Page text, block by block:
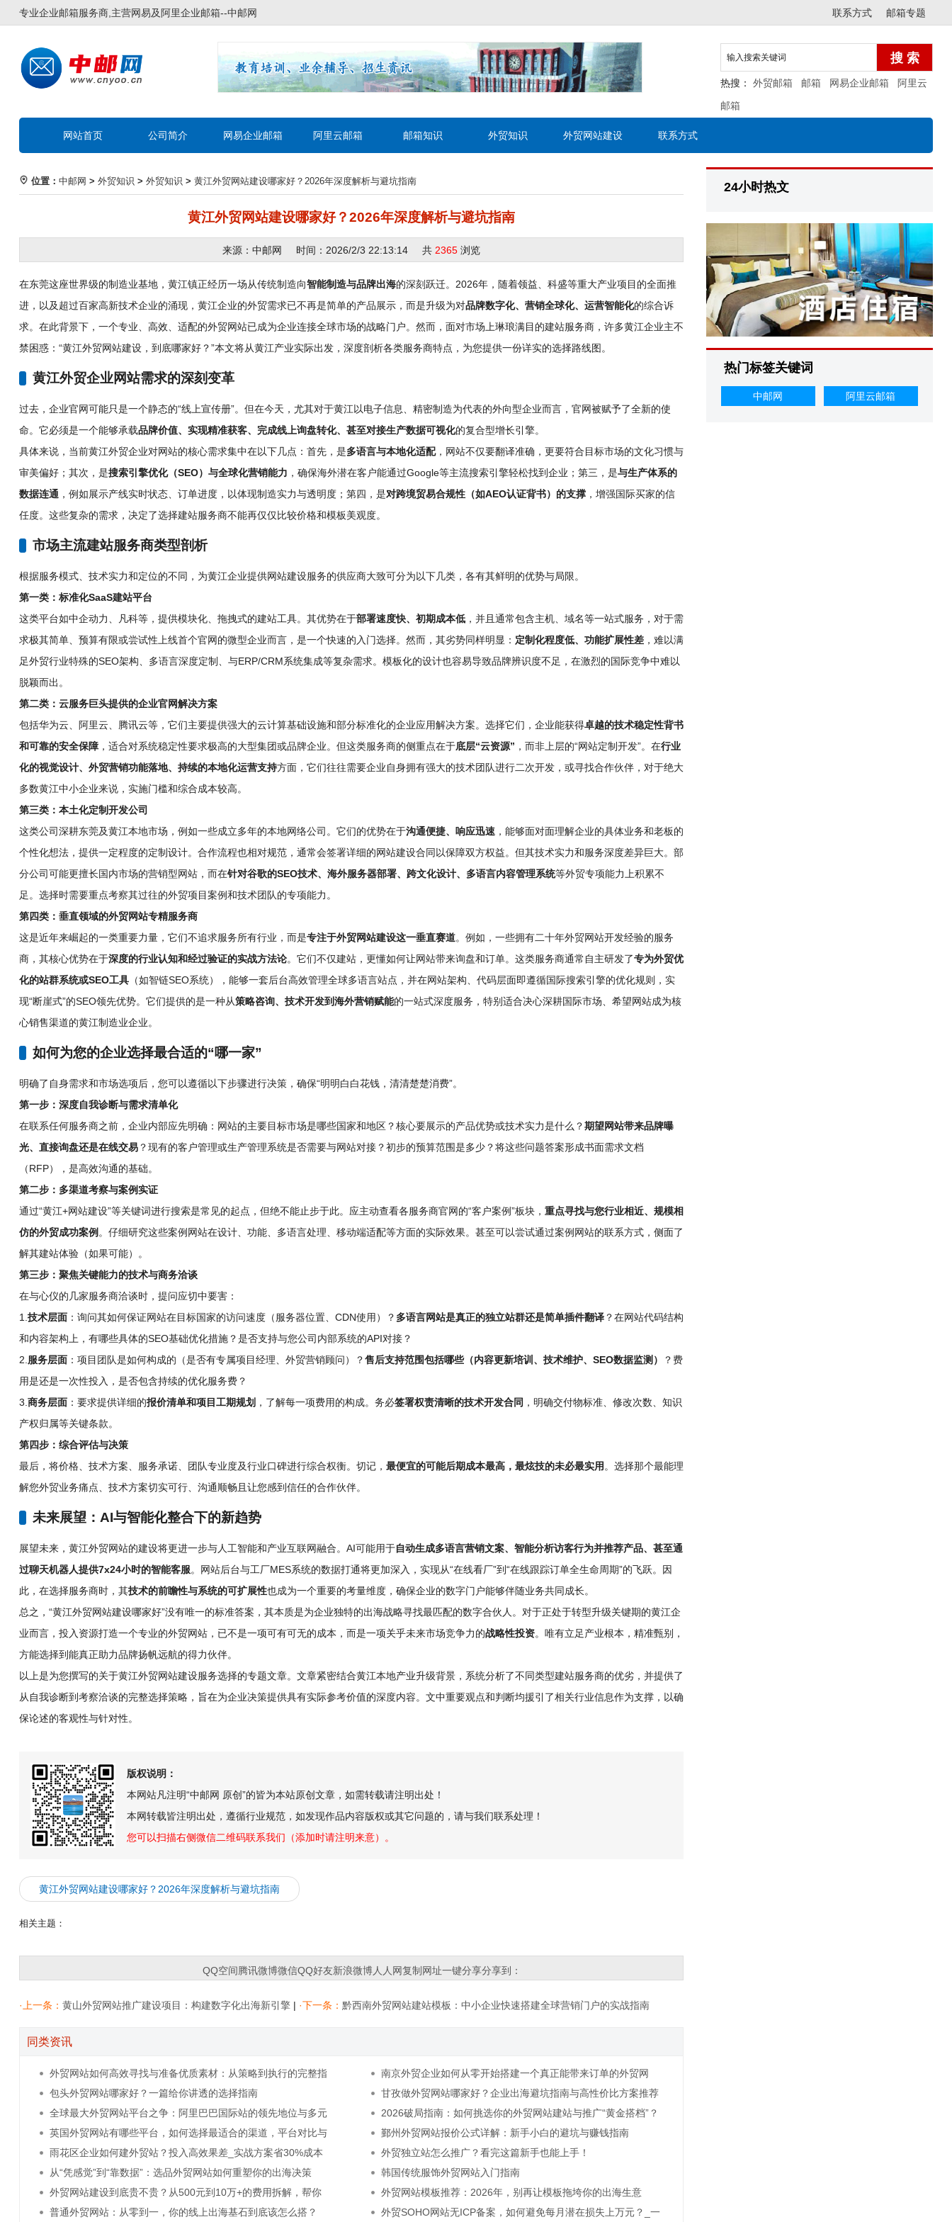
专业企业邮箱服务商,主营网易及阿里企业邮箱--中邮网 邮箱专题
联系方式
热搜： 外贸邮箱 邮箱 网易企业邮箱
阿里云
邮箱
网站首页 公司简介 网易企业邮箱 阿里云邮箱 邮箱知识 外贸知识 外贸网站建设 联系方式
位置： 中邮网 > 外贸知识 > 外贸知识 > 黄江外贸网站建设哪家好？2026年深度解析与避坑指南
黄江外贸网站建设哪家好？2026年深度解析与避坑指南
来源：中邮网 时间：2026/2/3 22:13:14 共 2365 浏览
在东莞这座世界级的制造业基地，黄江镇正经历一场从传统制造向智能制造与品牌出海的深刻跃迁。2026年，随着领益、科盛等重大产业项目的全面推
进，以及超过百家高新技术企业的涌现，黄江企业的外贸需求已不再是简单的产品展示，而是升级为对品牌数字化、营销全球化、运营智能化的综合诉
求。在此背景下，一个专业、高效、适配的外贸网站已成为企业连接全球市场的战略门户。然而，面对市场上琳琅满目的建站服务商，许多黄江企业主不
禁困惑：“黄江外贸网站建设，到底哪家好？”本文将从黄江产业实际出发，深度剖析各类服务商特点，为您提供一份详实的选择路线图。
黄江外贸企业网站需求的深刻变革
过去，企业官网可能只是一个静态的“线上宣传册”。但在今天，尤其对于黄江以电子信息、精密制造为代表的外向型企业而言，官网被赋予了全新的使
命。它必须是一个能够承载品牌价值、实现精准获客、完成线上询盘转化、甚至对接生产数据可视化的复合型增长引擎。
具体来说，当前黄江外贸企业对网站的核心需求集中在以下几点：首先，是多语言与本地化适配，网站不仅要翻译准确，更要符合目标市场的文化习惯与
审美偏好；其次，是搜索引擎优化（SEO）与全球化营销能力 ，确保海外潜在客户能通过Google等主流搜索引擎轻松找到企业；第三，是与生产体系的
数据连通 ，例如展示产线实时状态、订单进度，以体现制造实力与透明度；第四，是对跨境贸易合规性（如AEO认证背书）的支撑 ，增强国际买家的信
任度。这些复杂的需求，决定了选择建站服务商不能再仅仅比较价格和模板美观度。
市场主流建站服务商类型剖析
根据服务模式、技术实力和定位的不同，为黄江企业提供网站建设服务的供应商大致可分为以下几类，各有其鲜明的优势与局限。
第一类：标准化SaaS建站平台
这类平台如中企动力、凡科等，提供模块化、拖拽式的建站工具。其优势在于部署速度快、初期成本低 ，并且通常包含主机、域名等一站式服务，对于需
求极其简单、预算有限或尝试性上线首个官网的微型企业而言，是一个快速的入门选择。然而，其劣势同样明显： 定制化程度低、功能扩展性差 ，难以满
足外贸行业特殊的SEO架构、多语言深度定制、与ERP/CRM系统集成等复杂需求。模板化的设计也容易导致品牌辨识度不足，在激烈的国际竞争中难以
脱颖而出。
第二类：云服务巨头提供的企业官网解决方案
包括华为云、阿里云、腾讯云等，它们主要提供强大的云计算基础设施和部分标准化的企业应用解决方案。选择它们，企业能获得卓越的技术稳定性背书
和可靠的安全保障 ，适合对系统稳定性要求极高的大型集团或品牌企业。但这类服务商的侧重点在于底层“云资源” ，而非上层的“网站定制开发”。在行业
化的视觉设计、外贸营销功能落地、持续的本地化运营支持方面，它们往往需要企业自身拥有强大的技术团队进行二次开发，或寻找合作伙伴，对于绝大
多数黄江中小企业来说，实施门槛和综合成本较高。
第三类：本土化定制开发公司
这类公司深耕东莞及黄江本地市场，例如一些成立多年的本地网络公司。它们的优势在于沟通便捷、响应迅速 ，能够面对面理解企业的具体业务和老板的
个性化想法，提供一定程度的定制设计。合作流程也相对规范，通常会签署详细的网站建设合同以保障双方权益。但其技术实力和服务深度差异巨大。部
分公司可能更擅长国内市场的营销型网站，而在针对谷歌的SEO技术、海外服务器部署、跨文化设计、多语言内容管理系统等外贸专项能力上积累不
足。选择时需要重点考察其过往的外贸项目案例和技术团队的专项能力。
第四类：垂直领域的外贸网站专精服务商
这是近年来崛起的一类重要力量，它们不追求服务所有行业，而是专注于外贸网站建设这一垂直赛道。例如，一些拥有二十年外贸网站开发经验的服务
商，其核心优势在于深度的行业认知和经过验证的实战方法论。它们不仅建站，更懂如何让网站带来询盘和订单。这类服务商通常自主研发了专为外贸优
化的站群系统或SEO工具 （如智链SEO系统），能够一套后台高效管理全球多语言站点，并在网站架构、代码层面即遵循国际搜索引擎的优化规则，实
现“断崖式”的SEO领先优势。它们提供的是一种从策略咨询、技术开发到海外营销赋能的一站式深度服务，特别适合决心深耕国际市场、希望网站成为核
心销售渠道的黄江制造业企业。
如何为您的企业选择最合适的“哪一家”
明确了自身需求和市场选项后，您可以遵循以下步骤进行决策，确保“明明白白花钱，清清楚楚消费”。
第一步：深度自我诊断与需求清单化
在联系任何服务商之前，企业内部应先明确：网站的主要目标市场是哪些国家和地区？核心要展示的产品优势或技术实力是什么？期望网站带来品牌曝
光、直接询盘还是在线交易 ？现有的客户管理或生产管理系统是否需要与网站对接？初步的预算范围是多少？将这些问题答案形成书面需求文档
（RFP），是高效沟通的基础。
第二步：多渠道考察与案例实证
通过“黄江+网站建设”等关键词进行搜索是常见的起点，但绝不能止步于此。应主动查看各服务商官网的“客户案例”板块， 重点寻找与您行业相近、规模相
仿的外贸成功案例 。仔细研究这些案例网站在设计、功能、多语言处理、移动端适配等方面的实际效果。甚至可以尝试通过案例网站的联系方式，侧面了
解其建站体验（如果可能）。
第三步：聚焦关键能力的技术与商务洽谈
在与心仪的几家服务商洽谈时，提问应切中要害：
1. 技术层面 ：询问其如何保证网站在目标国家的访问速度（服务器位置、CDN使用）？ 多语言网站是真正的独立站群还是简单插件翻译 ？在网站代码结构
和内容架构上，有哪些具体的SEO基础优化措施？是否支持与您公司内部系统的API对接？
2. 服务层面 ：项目团队是如何构成的（是否有专属项目经理、外贸营销顾问）？售后支持范围包括哪些（内容更新培训、技术维护、SEO数据监测）
？费
用是还是一次性投入，是否包含持续的优化服务费？
3. 商务层面 ：要求提供详细的报价清单和项目工期规划 ，了解每一项费用的构成。务必签署权责清晰的技术开发合同 ，明确交付物标准、修改次数、知识
产权归属等关键条款。
第四步：综合评估与决策
最后，将价格、技术方案、服务承诺、团队专业度及行业口碑进行综合权衡。切记， 最便宜的可能后期成本最高，最炫技的未必最实用 。选择那个最能理
解您外贸业务痛点、技术方案切实可行、沟通顺畅且让您感到信任的合作伙伴。
未来展望：AI与智能化整合下的新趋势
展望未来，黄江外贸网站的建设将更进一步与人工智能和产业互联网融合。AI可能用于自动生成多语言营销文案、智能分析访客行为并推荐产品、甚至通
过聊天机器人提供7x24小时的智能客服。网站后台与工厂MES系统的数据打通将更加深入，实现从“在线看厂”到“在线跟踪订单全生命周期”的飞跃。因
此，在选择服务商时，其技术的前瞻性与系统的可扩展性也成为一个重要的考量维度，确保企业的数字门户能够伴随业务共同成长。
总之，“黄江外贸网站建设哪家好”没有唯一的标准答案，其本质是为企业独特的出海战略寻找最匹配的数字合伙人。对于正处于转型升级关键期的黄江企
业而言，投入资源打造一个专业的外贸网站，已不是一项可有可无的成本，而是一项关乎未来市场竞争力的战略性投资。唯有立足产业根本，精准甄别，
方能选择到能真正助力品牌扬帆远航的得力伙伴。
以上是为您撰写的关于黄江外贸网站建设服务选择的专题文章。文章紧密结合黄江本地产业升级背景，系统分析了不同类型建站服务商的优劣，并提供了
从自我诊断到考察洽谈的完整选择策略，旨在为企业决策提供具有实际参考价值的深度内容。文中重要观点和判断均援引了相关行业信息作为支撑，以确
保论述的客观性与针对性。
版权说明：
本网站凡注明“中邮网 原创”的皆为本站原创文章，如需转载请注明出处！
本网转载皆注明出处，遵循行业规范，如发现作品内容版权或其它问题的，请与我们联系处理！
您可以扫描右侧微信二维码联系我们（添加时请注明来意）。
黄江外贸网站建设哪家好？2026年深度解析与避坑指南
相关主题：
QQ空间腾讯微博微信QQ好友新浪微博人人网复制网址一键分享分享到：
·上一条： 黄山外贸网站推广建设项目：构建数字化出海新引擎 | ·下一条： 黔西南外贸网站建站模板：中小企业快速搭建全球营销门户的实战指南
同类资讯
外贸网站如何高效寻找与准备优质素材：从策略到执行的完整指
南
南京外贸企业如何从零开始搭建一个真正能带来订单的外贸网
站？
包头外贸网站哪家好？一篇给你讲透的选择指南
甘孜做外贸网站哪家好？企业出海避坑指南与高性价比方案推荐
全球最大外贸网站平台之争：阿里巴巴国际站的领先地位与多元
生态
2026破局指南：如何挑选你的外贸网站建站与推广“黄金搭档”？
英国外贸网站有哪些平台，如何选择最适合的渠道，平台对比与
入驻策略
鄞州外贸网站报价公式详解：新手小白的避坑与赚钱指南
雨花区企业如何建外贸站？投入高效果差_实战方案省30%成本
提速15天
外贸独立站怎么推广？看完这篇新手也能上手！
从“凭感觉”到“靠数据”：选品外贸网站如何重塑你的出海决策
韩国传统服饰外贸网站入门指南
外贸网站建设到底贵不贵？从500元到10万+的费用拆解，帮你
省30%预算
外贸网站模板推荐：2026年，别再让模板拖垮你的出海生意
普通外贸网站：从零到一，你的线上出海基石到底该怎么搭？
外贸SOHO网站无ICP备案，如何避免每月潜在损失上万元？_一
24小时热文
热门标签关键词
中邮网 阿里云邮箱